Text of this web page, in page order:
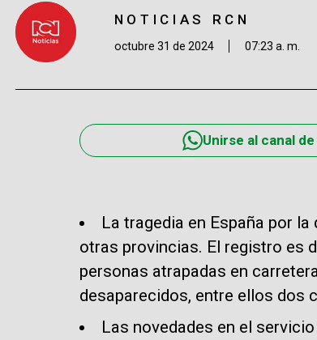
NOTICIAS RCN
octubre 31 de 2024 07:23 a. m.
Unirse al canal
La tragedia en España por
otras provincias. El registro es
personas atrapadas en
desaparecidos, entre ellos dos
Las novedades en el